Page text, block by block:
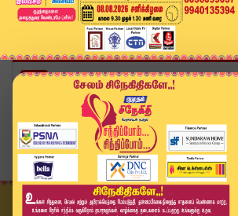
Home
ஆன்மிகம்
மேஷம் முதல் மீனம் வரை.. இன்றைய ராசி